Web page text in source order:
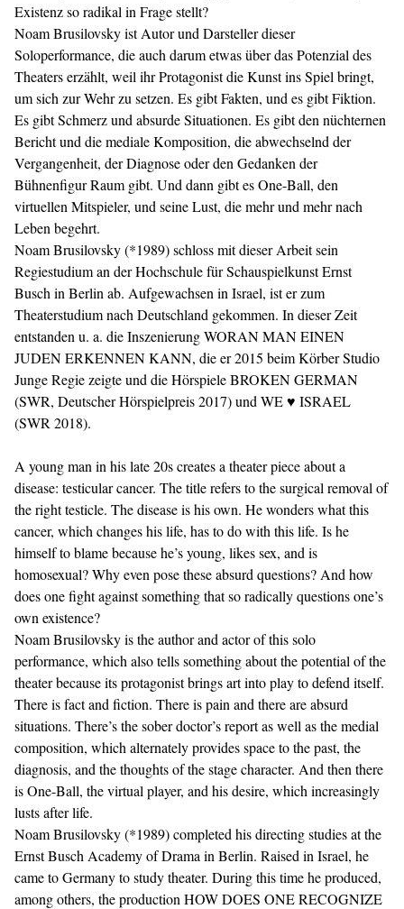
Existenz so radikal in Frage stellt?
Noam Brusilovsky ist Autor und Darsteller dieser
Soloperformance, die auch darum etwas über das Potenzial des
Theaters erzählt, weil ihr Protagonist die Kunst ins Spiel bringt,
um sich zur Wehr zu setzen. Es gibt Fakten, und es gibt Fiktion.
Es gibt Schmerz und absurde Situationen. Es gibt den nüchternen
Bericht und die mediale Komposition, die abwechselnd der
Vergangenheit, der Diagnose oder den Gedanken der
Bühnenfigur Raum gibt. Und dann gibt es One-Ball, den
virtuellen Mitspieler, und seine Lust, die mehr und mehr nach
Leben begehrt.
Noam Brusilovsky (*1989) schloss mit dieser Arbeit sein
Regiestudium an der Hochschule für Schauspielkunst Ernst
Busch in Berlin ab. Aufgewachsen in Israel, ist er zum
Theaterstudium nach Deutschland gekommen. In dieser Zeit
entstanden u. a. die Inszenierung WORAN MAN EINEN
JUDEN ERKENNEN KANN, die er 2015 beim Körber Studio
Junge Regie zeigte und die Hörspiele BROKEN GERMAN
(SWR, Deutscher Hörspielpreis 2017) und WE ♥ ISRAEL
(SWR 2018).
A young man in his late 20s creates a theater piece about a
disease: testicular cancer. The title refers to the surgical removal of
the right testicle. The disease is his own. He wonders what this
cancer, which changes his life, has to do with this life. Is he
himself to blame because he’s young, likes sex, and is
homosexual? Why even pose these absurd questions? And how
does one fight against something that so radically questions one’s
own existence?
Noam Brusilovsky is the author and actor of this solo
performance, which also tells something about the potential of the
theater because its protagonist brings art into play to defend itself.
There is fact and fiction. There is pain and there are absurd
situations. There’s the sober doctor’s report as well as the medial
composition, which alternately provides space to the past, the
diagnosis, and the thoughts of the stage character. And then there
is One-Ball, the virtual player, and his desire, which increasingly
lusts after life.
Noam Brusilovsky (*1989) completed his directing studies at the
Ernst Busch Academy of Drama in Berlin. Raised in Israel, he
came to Germany to study theater. During this time he produced,
among others, the production HOW DOES ONE RECOGNIZE